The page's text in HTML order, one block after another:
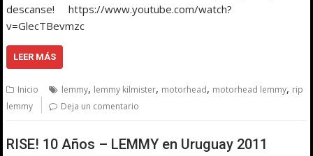
descanse! https://www.youtube.com/watch?
v=GlecTBevmzc
LEER MÁS
Inicio lemmy, lemmy kilmister, motorhead, motorhead lemmy, rip
lemmy
Deja un comentario
RISE! 10 Años – LEMMY en Uruguay 2011